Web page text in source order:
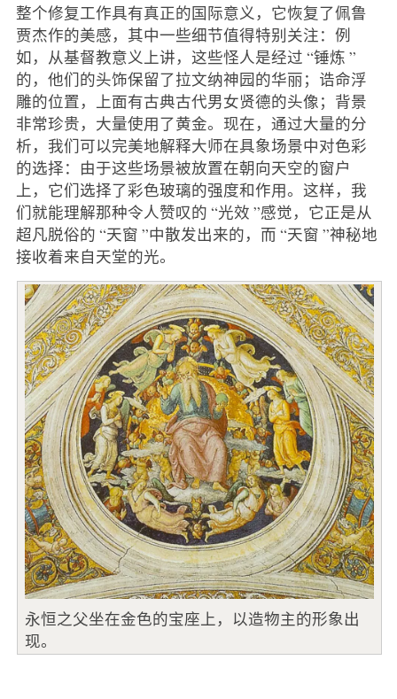
整个修复工作具有真正的国际意义，它恢复了佩鲁
贾杰作的美感，其中一些细节值得特别关注：例
如，从基督教意义上讲，这些怪人是经过 “锤炼 ”
的，他们的头饰保留了拉文纳神园的华丽；诰命浮
雕的位置，上面有古典古代男女贤德的头像；背景
非常珍贵，大量使用了黄金。现在，通过大量的分
析，我们可以完美地解释大师在具象场景中对色彩
的选择：由于这些场景被放置在朝向天空的窗户
上，它们选择了彩色玻璃的强度和作用。这样，我
们就能理解那种令人赞叹的 “光效 ”感觉，它正是从
超凡脱俗的 “天窗 ”中散发出来的，而 “天窗 ”神秘地
接收着来自天堂的光。
永恒之父坐在金色的宝座上，以造物主的形象出
现。